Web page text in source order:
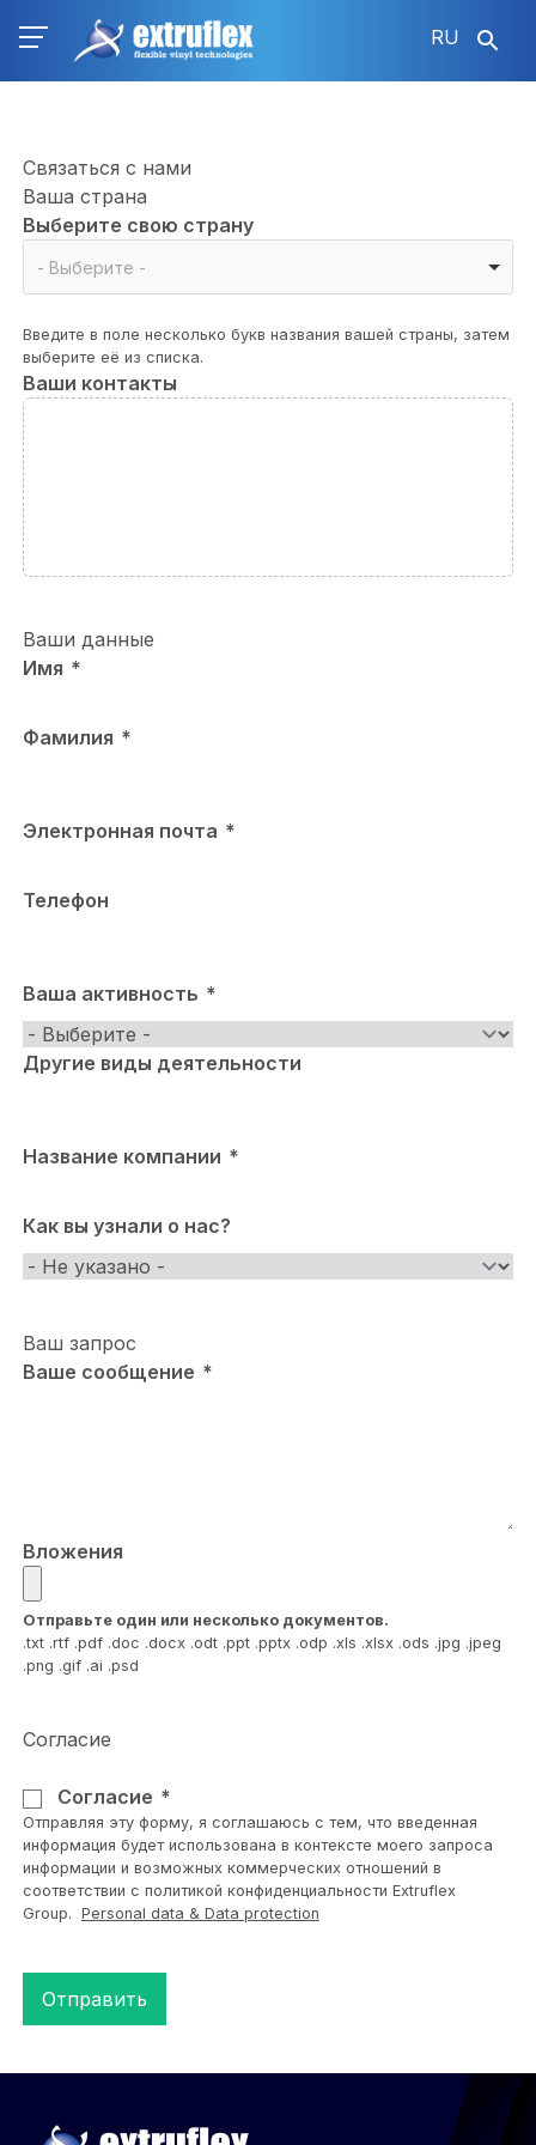
RU
Связаться с нами
Ваша страна
Выберите свою страну
- Выберите -
Введите в поле несколько букв названия вашей страны, затем
выберите её из списка.
Ваши контакты
Ваши данные
Имя
Фамилия
Электронная почта
Телефон
Ваша активность
Другие виды деятельности
Название компании
Как вы узнали о нас?
Как
о
нас?
Ваш запрос
Ваше сообщение
Вложения
Отправьте один или несколько документов.
.txt .rtf .pdf .doc .docx .odt .ppt .pptx .odp .xls .xlsx .ods .jpg .jpeg
.png .gif .ai .psd
Согласие
Согласие
Отправляя эту форму, я соглашаюсь с тем, что введенная
информация будет использована в контексте моего запроса
информации и возможных коммерческих отношений в
соответствии с политикой конфиденциальности Extruflex
Group. Personal data & Data protection